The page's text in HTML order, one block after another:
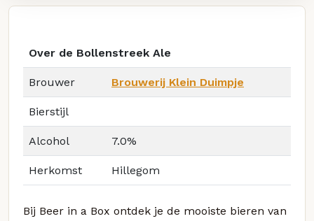
Over de Bollenstreek Ale
Brouwer Brouwerij Klein Duimpje
Bierstijl
Alcohol 7.0%
Herkomst Hillegom
Bij Beer in a Box ontdek je de mooiste bieren van